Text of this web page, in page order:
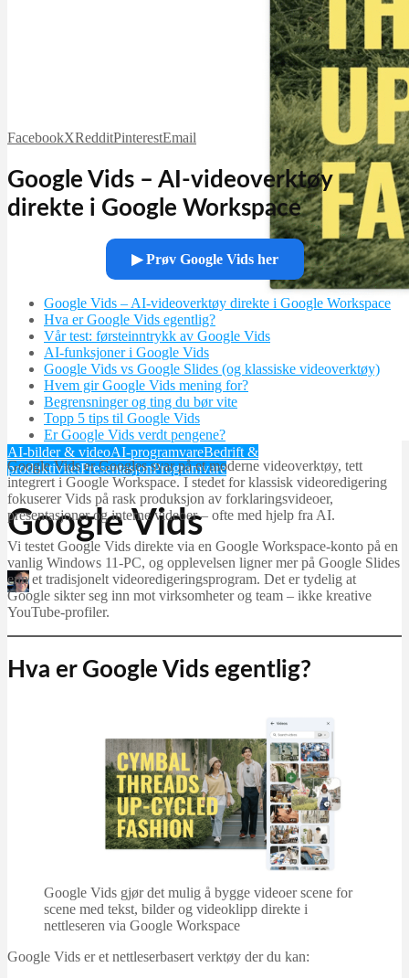
AI-bilder & videoAI-programvareBedrift &
produktivitetPresentasjonProgramvare
Google Vids
Martin Jørgensen
februar 9, 2026
FacebookXRedditPinterestEmail
Google Vids – AI-videoverktøy
direkte i Google Workspace
▶ Prøv Google Vids her
Google Vids – AI-videoverktøy direkte i Google Workspace
Hva er Google Vids egentlig?
Vår test: førsteinntrykk av Google Vids
AI-funksjoner i Google Vids
Google Vids vs Google Slides (og klassiske videoverktøy)
Hvem gir Google Vids mening for?
Begrensninger og ting du bør vite
Topp 5 tips til Google Vids
Er Google Vids verdt pengene?
Google Vids er Googles svar på et moderne videoverktøy, tett
integrert i Google Workspace. I stedet for klassisk videoredigering
fokuserer Vids på rask produksjon av forklaringsvideoer,
presentasjoner og interne videoer – ofte med hjelp fra AI.
Vi testet Google Vids direkte via en Google Workspace-konto på en
vanlig Windows 11‑PC, og opplevelsen ligner mer på Google Slides
enn et tradisjonelt videoredigeringsprogram. Det er tydelig at
Google sikter seg inn mot virksomheter og team – ikke kreative
YouTube-profiler.
Hva er Google Vids egentlig?
Google Vids gjør det mulig å bygge videoer scene for
scene med tekst, bilder og videoklipp direkte i
nettleseren via Google Workspace
Google Vids er et nettleserbasert verktøy der du kan: